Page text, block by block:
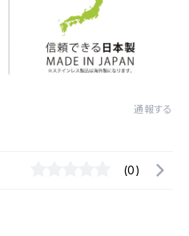
通報する
(0)